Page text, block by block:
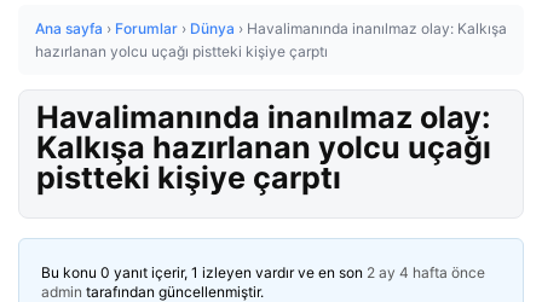
Ana sayfa › Forumlar › Dünya › Havalimanında inanılmaz olay: Kalkışa
hazırlanan yolcu uçağı pistteki kişiye çarptı
Havalimanında inanılmaz olay:
Kalkışa hazırlanan yolcu uçağı
pistteki kişiye çarptı
Bu konu 0 yanıt içerir, 1 izleyen vardır ve en son 2 ay 4 hafta önce
admin tarafından güncellenmiştir.